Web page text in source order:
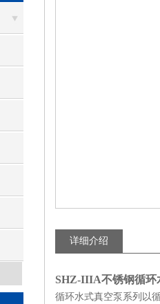
详细介绍
SHZ-IIIA不锈钢循环
循环水式真空泵系列以